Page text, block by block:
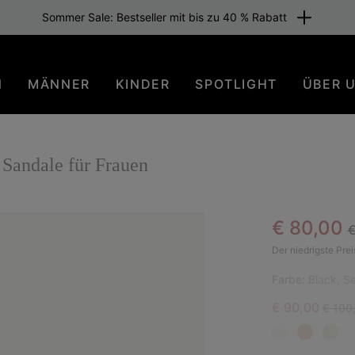
Sommer Sale: Bestseller mit bis zu 40 % Rabatt
MÄNNER KINDER SPOTLIGHT ÜBER
für Frauen
Sale
€ 80,00
Der niedrigste